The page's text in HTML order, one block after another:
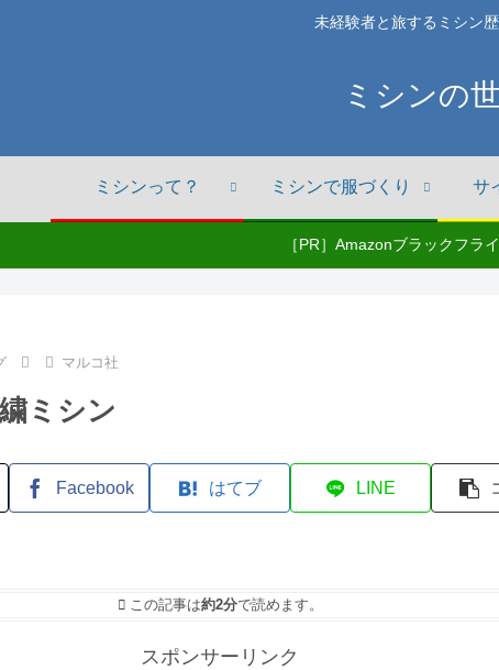
未経験者と旅するミシン
ミシンの
ミシンって？ ミシンで服づくり サ
［PR］Amazonブラックフラ
マルコ社
ミシン
Facebook はてブ LINE
この記事は約2分で読めます。
スポンサーリンク